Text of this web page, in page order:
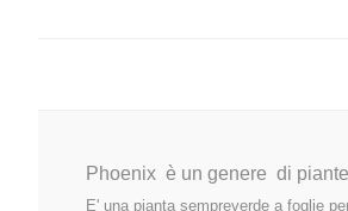
Phoenix è un genere di
E' una pianta sempreverde a foglie